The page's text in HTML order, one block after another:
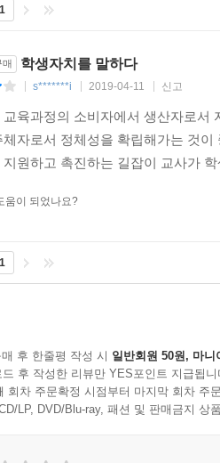
1
매 학생자치를 말하다
s*******i 2019-04-11 신고
교육과정의 소비자에서 생산자로서
체자로서 정체성을 확립해가는 것
지원하고 촉진하는 길잡이 교사가
움이 되었나요?
1
후 한줄평 작성 시 일반회원 50원, 마니
후 작성한 리뷰만 YES포인트 지급됩니
회차 주문확정 시점부터 마지막 회차 주
LP, DVD/Blu-ray, 패션 및 판매금지 상